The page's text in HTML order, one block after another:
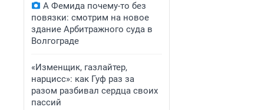
А Фемида почему-то без
повязки: смотрим на новое
здание Арбитражного суда в
Волгограде
«Изменщик, газлайтер,
нарцисс»: как Гуф раз за
разом разбивал сердца своих
пассий